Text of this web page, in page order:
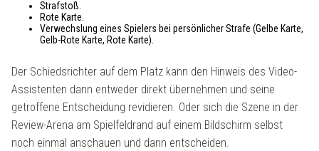
Strafstoß.
Rote Karte.
Verwechslung eines Spielers bei persönlicher Strafe (Gelbe Karte,
Gelb-Rote Karte, Rote Karte).
Der Schiedsrichter auf dem Platz kann den Hinweis des Video-
Assistenten dann entweder direkt übernehmen und seine
getroffene Entscheidung revidieren. Oder sich die Szene in der
Review-Arena am Spielfeldrand auf einem Bildschirm selbst
noch einmal anschauen und dann entscheiden.